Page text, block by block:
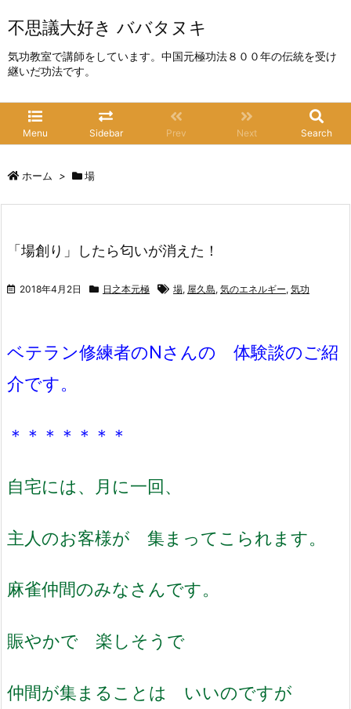
不思議大好き ババタヌキ
気功教室で講師をしています。中国元極功法８００年の伝統を受け
継いだ功法です。
Menu Sidebar Prev Next Search
ホーム > 場
「場創り」したら匂いが消えた！
2018年4月2日 日之本元極 場, 屋久島, 気のエネルギー, 気功
ベテラン修練者のNさんの 体験談のご紹
介です。
＊＊＊＊＊＊＊
自宅には、月に一回、
主人のお客様が 集まってこられます。
麻雀仲間のみなさんです。
賑やかで 楽しそうで
仲間が集まることは いいのですが